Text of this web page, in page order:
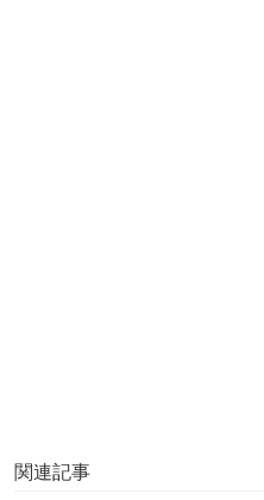
関連記事